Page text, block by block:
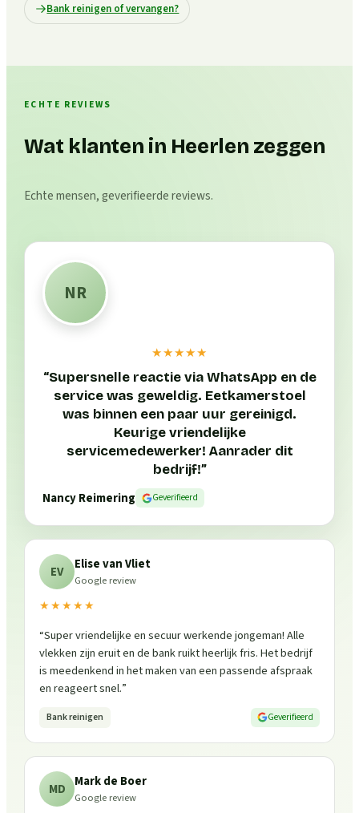
Bank reinigen of vervangen?
ECHTE REVIEWS
Wat klanten in Heerlen zeggen
Echte mensen, geverifieerde reviews.
NR
★★★★★
“Supersnelle reactie via WhatsApp en de
service was geweldig. Eetkamerstoel
was binnen een paar uur gereinigd.
Keurige vriendelijke
servicemedewerker! Aanrader dit
bedrijf!”
Nancy Reimering
Geverifieerd
EV Elise van Vliet
Google review
★★★★★
“Super vriendelijke en secuur werkende jongeman! Alle
vlekken zijn eruit en de bank ruikt heerlijk fris. Het bedrijf
is meedenkend in het maken van een passende afspraak
en reageert snel.”
Bank reinigen Geverifieerd
MD Mark de Boer
Google review